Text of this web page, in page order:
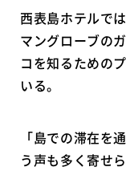
西表島ホテルで
マングローブの
コを知るための
いる。
「島での滞在を
う声も多く寄せ